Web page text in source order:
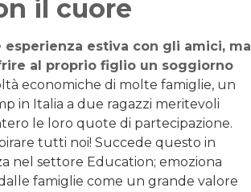
il cuore
estiva con gli amici, ma
al proprio figlio un soggiorno
economiche di molte famiglie, un
in Italia a due ragazzi meritevoli
le loro quote di partecipazione.
tutti noi! Succede questo in
nel settore Education; emoziona
famiglie come un grande valore